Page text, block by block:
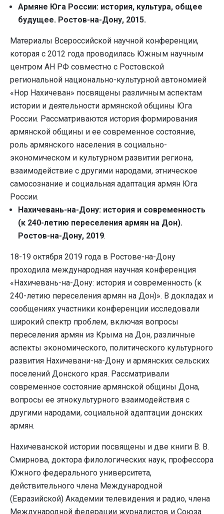
Армяне Юга России: история, культура, общее
будущее. Ростов-на-Дону, 2015.
Материалы Всероссийской научной конференции,
которая с 2012 года проводилась Южным научным
центром АН РФ совместно с Ростовской
региональной национально-культурной автономией
«Нор Нахичеван» посвящены различным аспектам
истории и деятельности армянской общины Юга
России. Рассматриваются история формирования
армянской общины и ее современное состояние,
роль армянского населения в социально-
экономическом и культурном развитии региона,
взаимодействие с другими народами, этническое
самосознание и социальная адаптация армян Юга
России.
Нахичевань-на-Дону: история и современность
(к 240-летию переселения армян на Дон).
Ростов-на-Дону, 2019.
18-19 октября 2019 года в Ростове-на-Дону
проходила международная научная конференция
«Нахичевань-на-Дону: история и современность (к
240-летию переселения армян на Дон)». В докладах и
сообщениях участники конференции исследовали
широкий спектр проблем, включая вопросы
переселения армян из Крыма на Дон, различные
аспекты экономического, политического культурного
развития Нахичевани-на-Дону и армянских сельских
поселений Донского края. Рассматривали
современное состояние армянской общины Дона,
вопросы ее этнокультурного взаимодействия с
другими народами, социальной адаптации донских
армян.
Нахичеванской истории посвящены и две книги В. В.
Смирнова, доктора филологических наук, профессора
Южного федерального университета,
действительного члена Международной
(Евразийской) Академии телевидения и радио, члена
Международной федерации журналистов и Союза